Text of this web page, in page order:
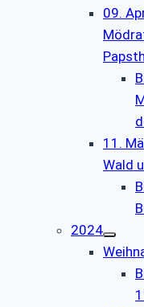
09.
11.
Wald
2024